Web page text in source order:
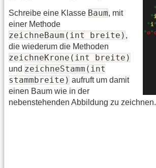
Schreibe eine Klasse Baum, mit
einer Methode
zeichneBaum(int breite) ,
die wiederum die Methoden
zeichneKrone(int breite)
und zeichneStamm(int
stammbreite) aufruft um damit
einen Baum wie in der
nebenstehenden Abbildung zu zeichnen.